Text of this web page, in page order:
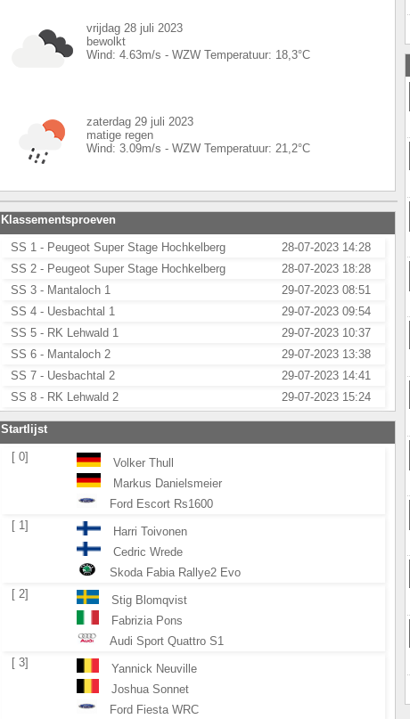
vrijdag 28 juli 2023
bewolkt
Wind: 4.63m/s - WZW Temperatuur: 18,3°C
zaterdag 29 juli 2023
matige regen
Wind: 3.09m/s - WZW Temperatuur: 21,2°C
Klassementsproeven
SS 1 - Peugeot Super Stage Hochkelberg
28-07-2023 14:28
SS 2 - Peugeot Super Stage Hochkelberg
28-07-2023 18:28
SS 3 - Mantaloch 1
29-07-2023 08:51
SS 4 - Uesbachtal 1
29-07-2023 09:54
SS 5 - RK Lehwald 1
29-07-2023 10:37
SS 6 - Mantaloch 2
29-07-2023 13:38
SS 7 - Uesbachtal 2
29-07-2023 14:41
SS 8 - RK Lehwald 2
29-07-2023 15:24
Startlijst
[ 0]
Volker Thull
Markus Danielsmeier
Ford Escort Rs1600
[ 1]
Harri Toivonen
Cedric Wrede
Skoda Fabia Rallye2 Evo
[ 2]
Stig Blomqvist
Fabrizia Pons
Audi Sport Quattro S1
[ 3]
Yannick Neuville
Joshua Sonnet
Ford Fiesta WRC